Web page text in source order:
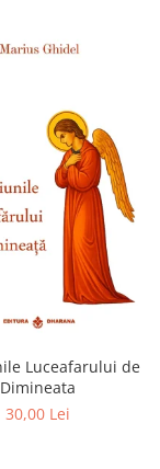
Luceafarului de
Dimineata
30,00 Lei